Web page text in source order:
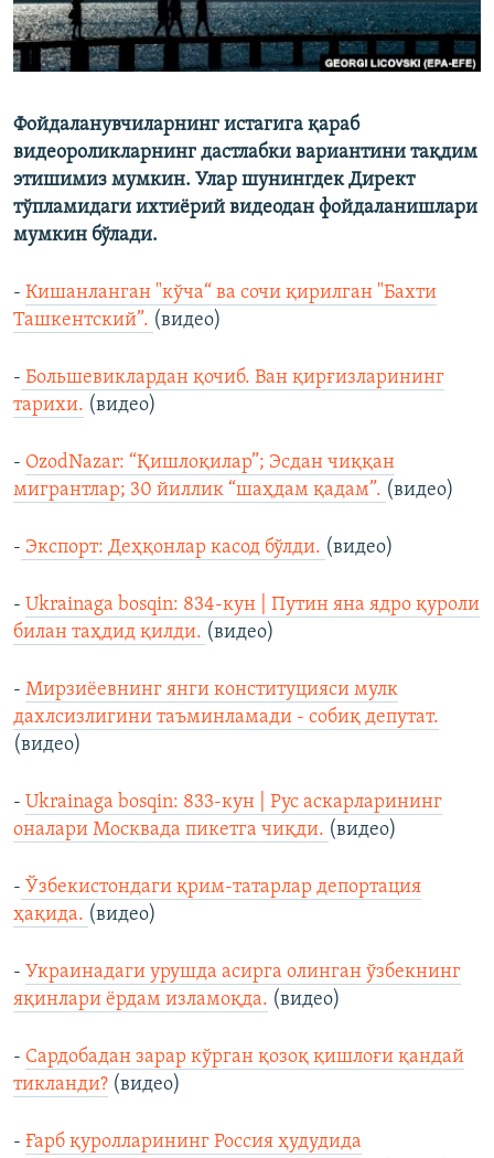
Фойдаланувчиларнинг истагига қараб
видеороликларнинг дастлабки вариантини тақдим
этишимиз мумкин. Улар шунингдек Директ
тўпламидаги ихтиёрий видеодан фойдаланишлари
мумкин бўлади.
- Кишанланган "кўча“ ва сочи қирилган "Бахти
Ташкентский”. (видео)
- Большевиклардан қочиб. Ван қирғизларининг
тарихи. (видео)
- OzodNazar: “Қишлоқилар”; Эсдан чиққан
мигрантлар; 30 йиллик “шаҳдам қадам”. (видео)
- Экспорт: Деҳқонлар касод бўлди. (видео)
- Ukrainaga bosqin: 834-кун | Путин яна ядро қуроли
билан таҳдид қилди. (видео)
- Мирзиёевнинг янги конституцияси мулк
дахлсизлигини таъминламади - собиқ депутат.
(видео)
- Ukrainaga bosqin: 833-кун | Рус аскарларининг
оналари Москвада пикетга чиқди. (видео)
- Ўзбекистондаги қрим-татарлар депортация
ҳақида. (видео)
- Украинадаги урушда асирга олинган ўзбекнинг
яқинлари ёрдам изламоқда. (видео)
- Сардобадан зарар кўрган қозоқ қишлоғи қандай
тикланди? (видео)
- Ғарб қуролларининг Россия ҳудудида